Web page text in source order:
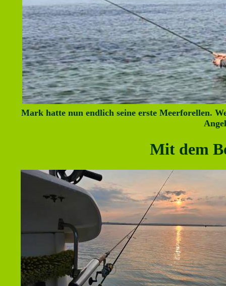
Mark hatte nun endlich seine erste Meerforellen.
Mit dem